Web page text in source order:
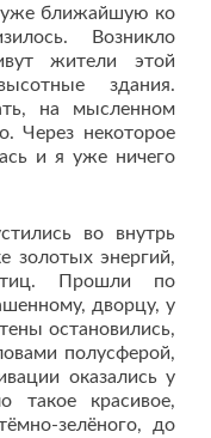
уже ближайшую ко
Возникло
жители этой
здания.
на мысленном
Через некоторое
и я уже ничего
во внутрь
золотых энергий,
Прошли по
дворцу, у
остановились,
полусферой,
оказались у
такое красивое,
зелёного, до